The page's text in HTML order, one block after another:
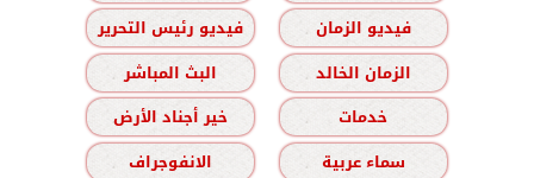
فيديو الزمان
فيديو رئيس التحرير
الزمان الخالد
البث المباشر
خدمات
خير أجناد الأرض
سماء عربية
الانفوجراف